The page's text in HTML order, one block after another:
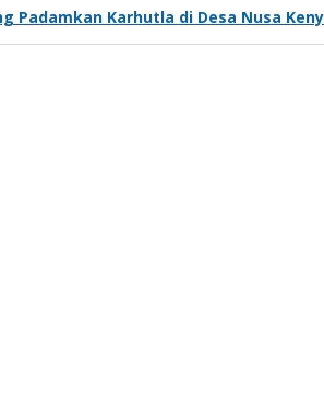
Padamkan Karhutla di Desa Nusa